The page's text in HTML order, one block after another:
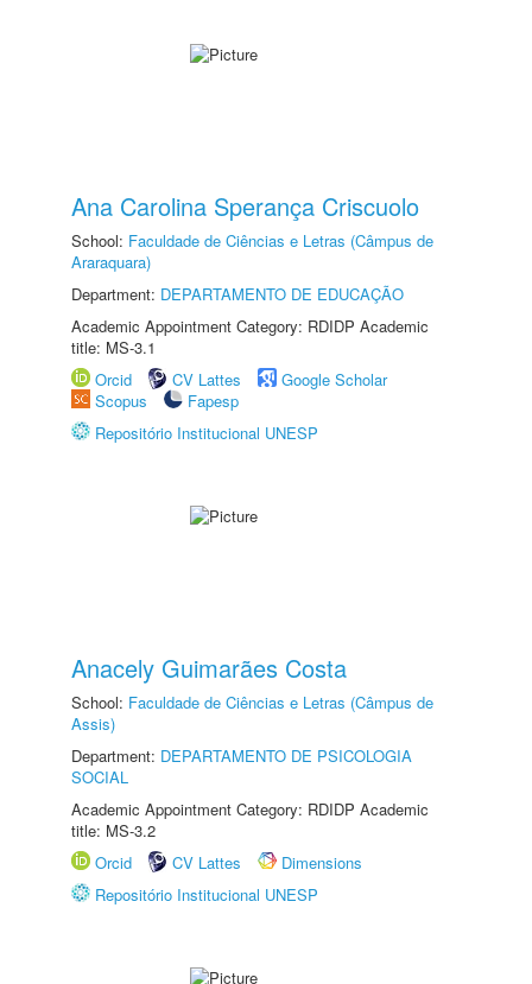
Ana Carolina Sperança Criscuolo
School: Faculdade de Ciências e Letras (Câmpus de
Araraquara)
Department: DEPARTAMENTO DE EDUCAÇÃO
Academic Appointment Category: RDIDP Academic
title: MS-3.1
Orcid
CV Lattes
Google Scholar
Scopus
Fapesp
Repositório Institucional UNESP
Anacely Guimarães Costa
School: Faculdade de Ciências e Letras (Câmpus de
Assis)
Department: DEPARTAMENTO DE PSICOLOGIA
SOCIAL
Academic Appointment Category: RDIDP Academic
title: MS-3.2
Orcid
CV Lattes
Dimensions
Repositório Institucional UNESP